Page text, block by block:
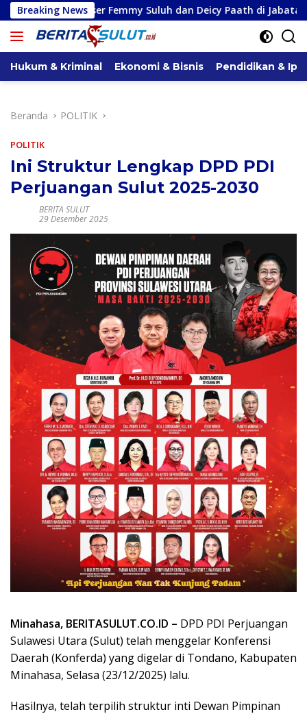
Langsung
ke
konten
Breaking News
Femmy Suluh dan Deicy Paath di Jabatan Baru, Jahja
Hukum & Kriminal Ekonomi & Bisnis Pendidikan &
Beranda POLITIK
POLITIK
Ini Struktur Lengkap DPD PDI
Perjuangan Sulut 2025-2030
BERITA SULUT
29 Desember 2025
Minahasa, BERITASULUT.CO.ID – DPD PDI Perjuangan
Sulawesi Utara (Sulut) telah menggelar Konferensi
Daerah (Konferda) yang digelar di Tondano, Kabupaten
Minahasa, Selasa (23/12/2025) lalu.
Hasilnya, telah terpilih struktur inti Dewan Pimpinan